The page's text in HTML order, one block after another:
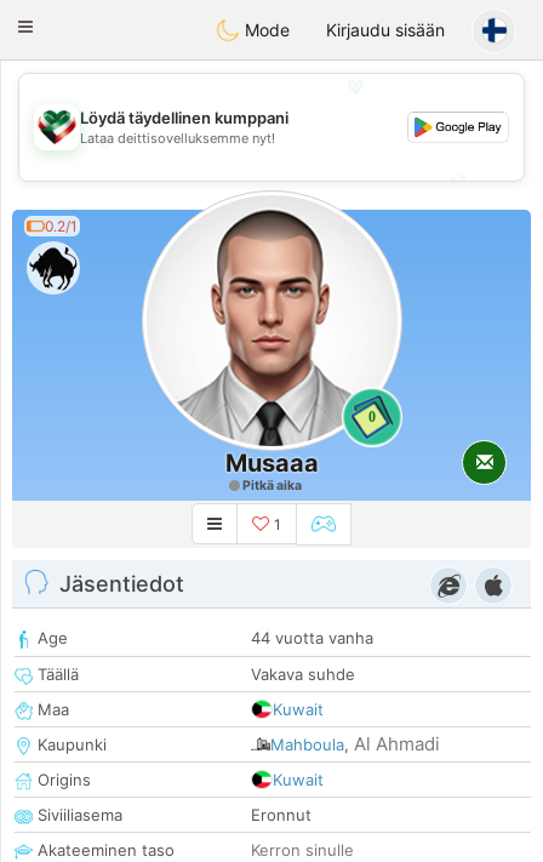
Kuwait Chat
Toggle
Mode Kirjaudu sisään
💖
💕
💕
Löydä täydellinen kumppani
Lataa deittisovelluksemme nyt!
0.2/1
0
Musaaa
Pitkä aika
1
Jäsentiedot
Age
44 vuotta vanha
Täällä
Vakava suhde
Maa
Kuwait
Kaupunki
Mahboula, Al Ahmadi
Origins
Kuwait
Siviiliasema
Eronnut
Akateeminen taso
Kerron sinulle